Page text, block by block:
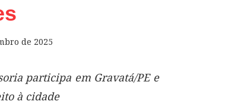
de 2025
participa em Gravatá/PE e
à cidade